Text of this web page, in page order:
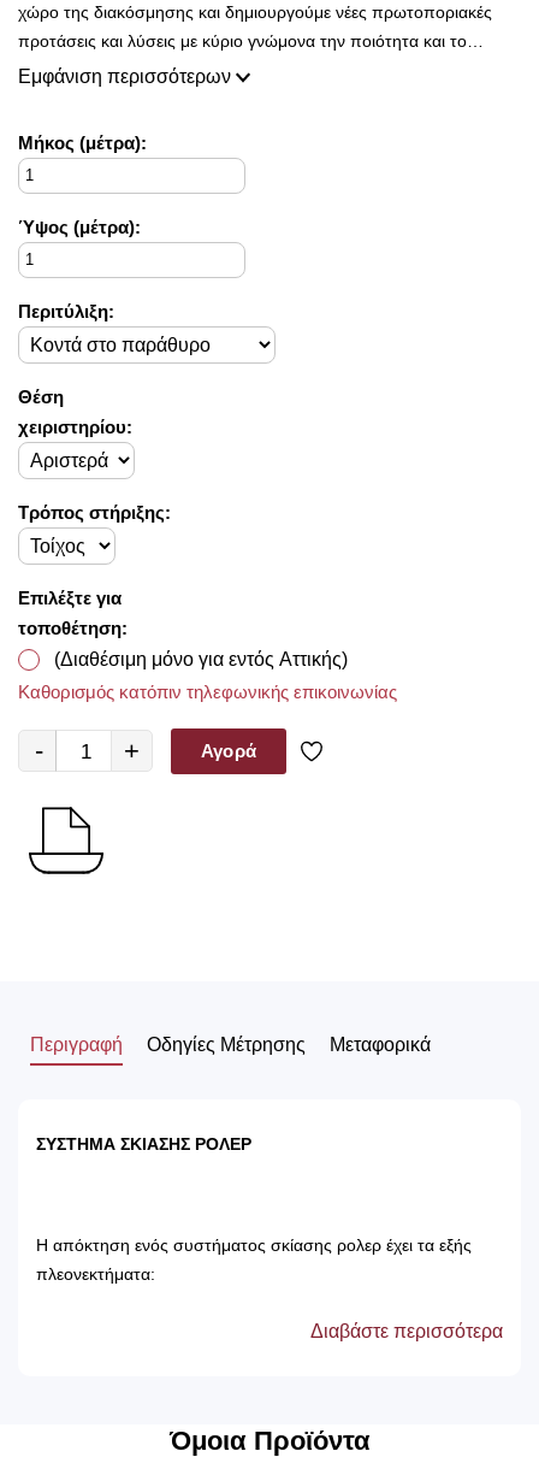
χώρο της διακόσμησης και δημιουργούμε νέες πρωτοποριακές
προτάσεις και λύσεις με κύριο γνώμονα την ποιότητα και το
ασύγκριτο design, προκειμένου να είμαστε πάντοτε σε θέση να
φρέσκες ιδέες διακόσμησης, που ικανοποιούν ακόμη και τους πιο
απαιτητικούς!
ασύγκριτο στυλ στο προσωπικό σας χώρο και να τον αναδείξουμε
με τον πιο όμορφο τρόπο!
Εμφάνιση περισσότερων
Mήκος (μέτρα):
Ύψος (μέτρα):
Περιτύλιξη:
Θέση
χειριστηρίου:
Τρόπος στήριξης:
Επιλέξτε για
τοποθέτηση:
(Διαθέσιμη μόνο για εντός Αττικής)
Καθορισμός κατόπιν τηλεφωνικής επικοινωνίας
- + Αγορά
Περιγραφή Οδηγίες Μέτρησης Μεταφορικά
ΣΥΣΤΗΜΑ ΣΚΙΑΣΗΣ ΡΟΛΕΡ
Η απόκτηση ενός συστήματος σκίασης ρολερ έχει τα εξής
πλεονεκτήματα:
μόνο με ένα ελαφρός νωπό βέτεξ ή με
ατμοκαθαριστή.
Διαβάστε περισσότερα
Όμοια Προϊόντα